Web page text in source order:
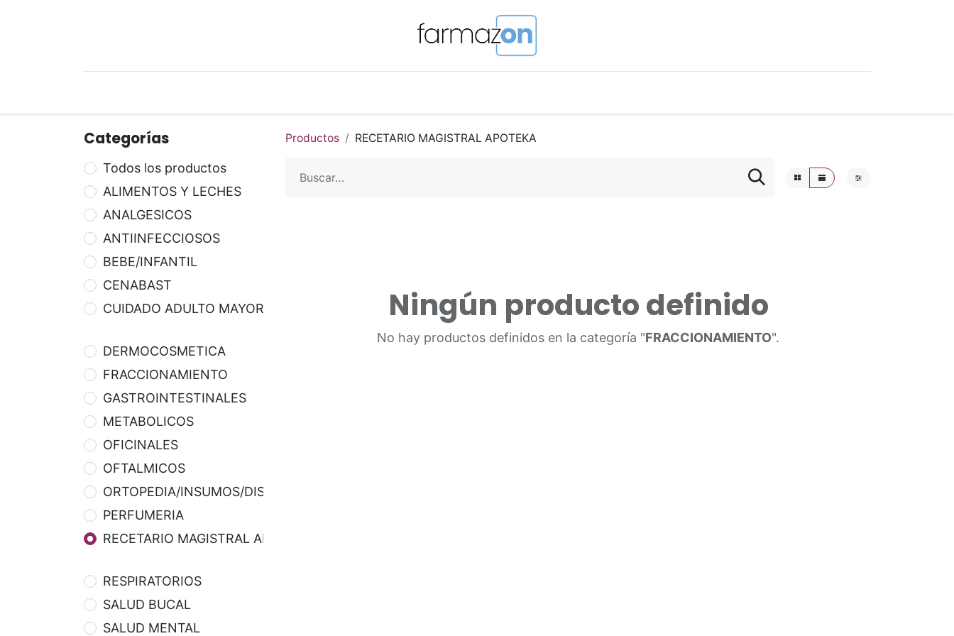
Categorías
Todos los productos
ALIMENTOS Y LECHES
ANALGESICOS
ANTIINFECCIOSOS
BEBE/INFANTIL
CENABAST
CUIDADO ADULTO MAYOR
DERMOCOSMETICA
FRACCIONAMIENTO
GASTROINTESTINALES
METABOLICOS
OFICINALES
OFTALMICOS
ORTOPEDIA/INSUMOS/DISPOSITIVOS
PERFUMERIA
RECETARIO MAGISTRAL APOTEKA
RESPIRATORIOS
SALUD BUCAL
SALUD MENTAL
Productos RECETARIO MAGISTRAL APOTEKA
Ningún producto definido
No hay productos definidos en la categoría "FRACCIONAMIENTO".